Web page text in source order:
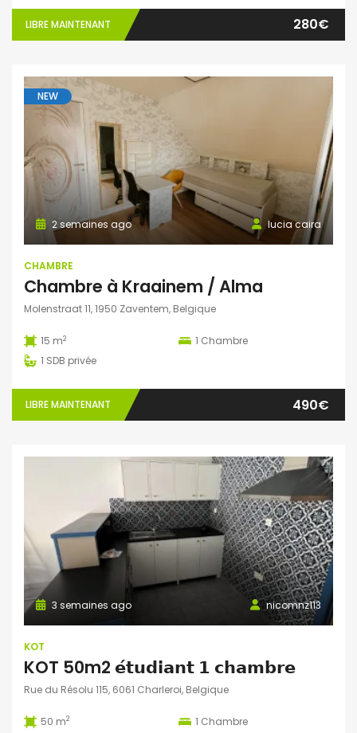
LIBRE MAINTENANT 280€
NEW
lucia caira
2 semaines ago
CHAMBRE
Chambre à Kraainem / Alma
Molenstraat 11, 1950 Zaventem, Belgique
15 m2 1 Chambre
1 SDB privée
LIBRE MAINTENANT 490€
nicomnz113
3 semaines ago
KOT
KOT 50m2 𝗲́𝘁𝘂𝗱𝗶𝗮𝗻𝘁 𝟭 𝗰𝗵𝗮𝗺𝗯𝗿𝗲
Rue du Résolu 115, 6061 Charleroi, Belgique
50 m2 1 Chambre